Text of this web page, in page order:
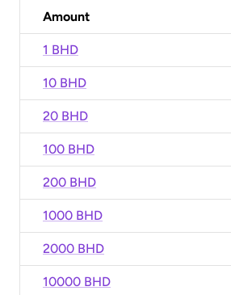
Amount
1 BHD
10 BHD
20 BHD
100 BHD
200 BHD
1000 BHD
2000 BHD
10000 BHD